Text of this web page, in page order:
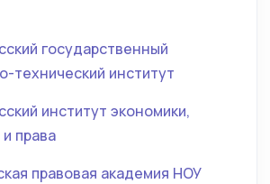
государственный
технический институт
институт экономики,
права
правовая академия НОУ